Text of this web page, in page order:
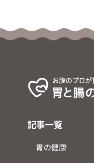
記事一覧
胃の健康